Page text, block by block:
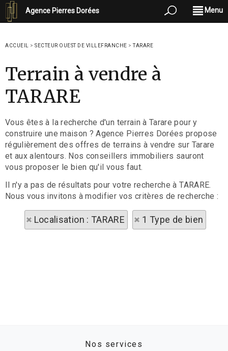
Agence Pierres Dorées Menu
ACCUEIL > SECTEUR OUEST DE VILLEFRANCHE >TARARE
Terrain à vendre à
TARARE
Vous êtes à la recherche d'un terrain à Tarare pour y
construire une maison ? Agence Pierres Dorées propose
régulièrement des offres de terrains à vendre sur Tarare
et aux alentours. Nos conseillers immobiliers sauront
vous proposer le bien qu'il vous faut.
Il n'y a pas de résultats pour votre recherche à TARARE.
Nous vous invitons à modifier vos critères de recherche :
Localisation : TARARE 1 Type de bien
Nos services